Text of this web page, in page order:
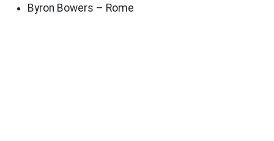
Byron Bowers – Rome